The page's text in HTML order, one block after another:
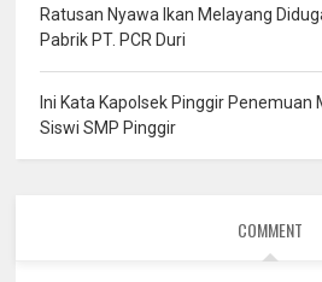
Ratusan Nyawa Ikan Melayang
Pabrik PT. PCR Duri
Ini Kata Kapolsek Pinggir Penemuan
Siswi SMP Pinggir
COMMENT